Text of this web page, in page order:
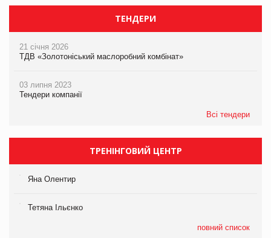
ТЕНДЕРИ
21 січня 2026
ТДВ «Золотоніський маслоробний комбінат»
03 липня 2023
Тендери компанії
Всі тендери
ТРЕНІНГОВИЙ ЦЕНТР
Яна Олентир
Тетяна Ільєнко
повний список